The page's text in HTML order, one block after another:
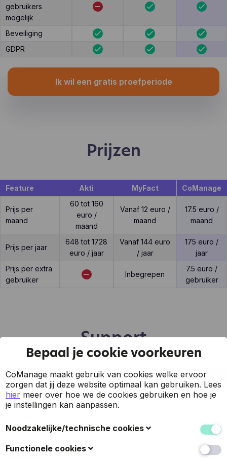
gebruikers
mogelijk
Beveiliging
GDPR
Ik wil een gratis proefperiode
Prijzen
Feature Akti MyFact CoManage
Prijs per
maand
60 tot 160
euro /
maand
Vanaf 12 euro /
maand
17.5 euro /
maand
Prijs per jaar
648 tot 1728
euro / jaar
Vanaf 144 euro
/ jaar
175 euro /
jaar
Prijs per extra
gebruiker
Inbegrepen
7.5 euro /
gebruiker
Support
Feature Akti MyFact
CoManage
7 op 7
support
mail
Support via
Bepaal je cookie voorkeuren
CoManage maakt gebruik van cookies welke ervoor
zorgen dat jij deze website optimaal kan gebruiken. Lees
hier meer over hoe we de cookies gebruiken en hoe je
je instellingen kan aanpassen.
Noodzakelijke/technische cookies
Deze cookies verzamelen gegevens om de
gebruiksvriendelijkheid van de website en de ervaring
Functionele cookies